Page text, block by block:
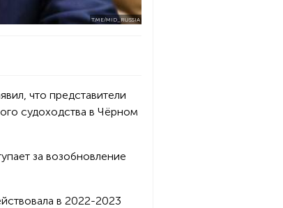
T.ME/MID_RUSSIA
что представители
судоходства в Чёрном
за возобновление
в 2022-2023